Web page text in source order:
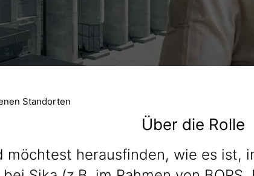
Standorten
Über die Rolle
möchtest herausfinden, wie es ist,